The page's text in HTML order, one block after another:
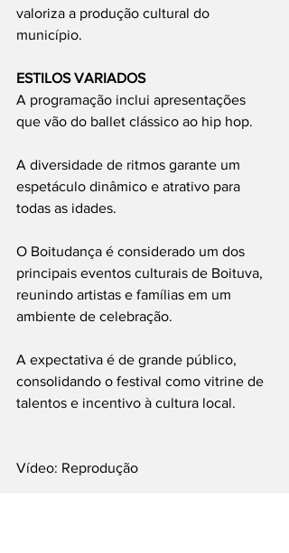
valoriza a produção cultural do
município.
ESTILOS VARIADOS
A programação inclui apresentações
que vão do ballet clássico ao hip hop.
A diversidade de ritmos garante um
espetáculo dinâmico e atrativo para
todas as idades.
O Boitudança é considerado um dos
principais eventos culturais de Boituva,
reunindo artistas e famílias em um
ambiente de celebração.
A expectativa é de grande público,
consolidando o festival como vitrine de
talentos e incentivo à cultura local.
Vídeo: Reprodução